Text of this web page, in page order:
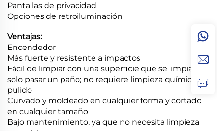
Pantallas de privacidad
Opciones de retroiluminación
Ventajas:
Encendedor
Más fuerte y resistente a impactos
Fácil de limpiar con una superficie que se limpia con
solo pasar un paño; no requiere limpieza química ni
pulido
Curvado y moldeado en cualquier forma y cortado
en cualquier tamaño
Bajo mantenimiento, ya que no necesita limpieza